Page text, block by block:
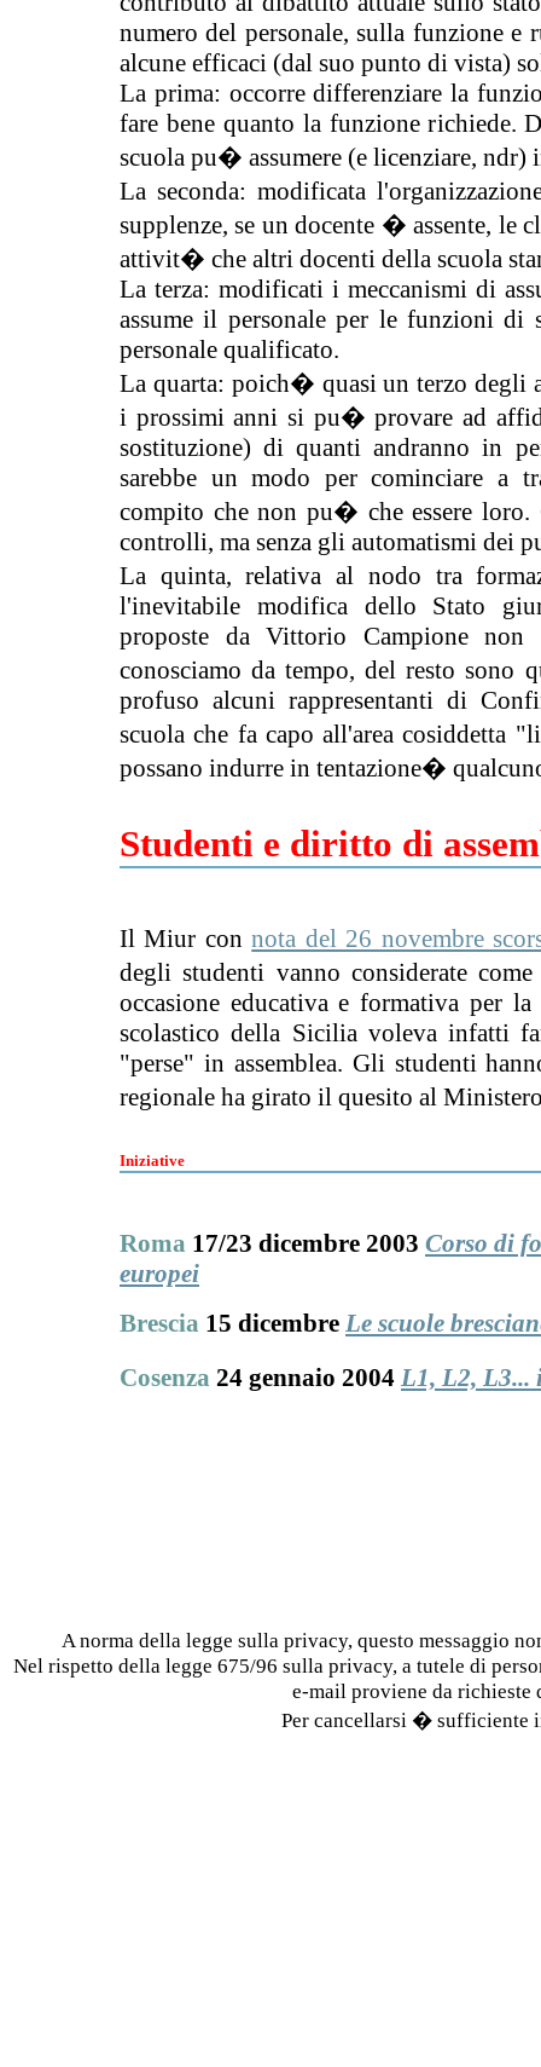
numero del personale, sulla funzione
alcune efficaci (dal suo punto di vista)
La prima: occorre differenziare la
fare bene quanto la funzione richiede.
scuola pu� assumere (e licenziare, ndr)
La seconda: modificata
supplenze, se un docente � assente, le
attivit� che altri docenti della scuola
La terza: modificati i meccanismi di
assume il personale per le funzioni
personale qualificato.
La quarta: poich� quasi un terzo degli
i prossimi anni si pu� provare ad
sostituzione) di quanti andranno in
sarebbe un modo per cominciare a
compito che non pu� che essere loro.
controlli, ma senza gli automatismi dei
La quinta, relativa al nodo tra
l'inevitabile modifica dello Stato
proposte da Vittorio Campione
conosciamo da tempo, del resto
profuso alcuni rappresentanti di
scuola che fa capo all'area cosiddetta
possano indurre in tentazione�
Studenti e diritto di
Il Miur connota del 26 novembre
degli studenti vanno considerate
occasione educativa e formativa per
scolastico della Sicilia voleva infatti
"perse" in assemblea. Gli studenti
regionale ha girato il quesito al
Iniziative
Roma 17/23 dicembre 2003 Corso di
europei
Brescia 15 dicembre Le scuole
Cosenza 24 gennaio 2004 L1, L2, L3...
A norma della legge sulla privacy, questo messaggio
Nel rispetto della legge 675/96 sulla privacy, a tutele di
e-mail proviene da
Per cancellarsi � sufficiente